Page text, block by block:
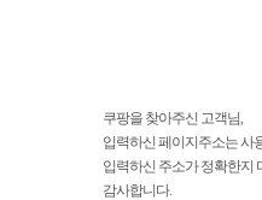
쿠팡을 찾아주신 고객님,
입력하신 페이지주소는 사
입력하신 주소가 정확한지
감사합니다.